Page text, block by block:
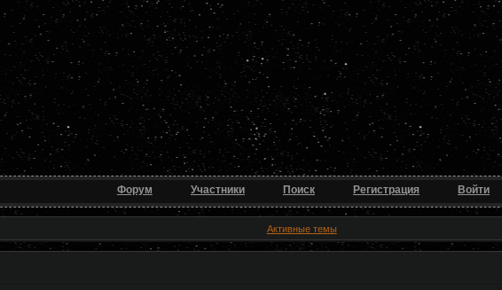
Форум Участники Поиск Регистрация Войти
Активные темы